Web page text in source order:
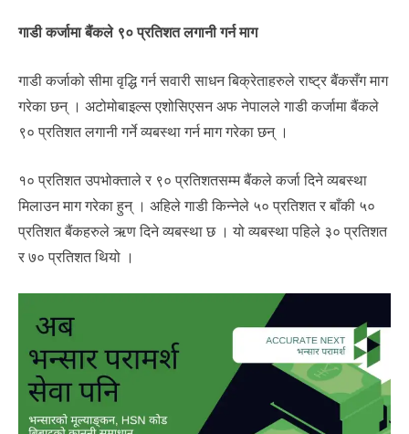
गाडी कर्जामा बैंकले ९० प्रतिशत लगानी गर्न माग
गाडी कर्जाको सीमा वृद्धि गर्न सवारी साधन बिक्रेताहरुले राष्ट्र बैंकसँग माग
गरेका छन् । अटोमोबाइल्स एशोसिएसन अफ नेपालले गाडी कर्जामा बैंकले
९० प्रतिशत लगानी गर्ने व्यबस्था गर्न माग गरेका छन् ।
१० प्रतिशत उपभोक्ताले र ९० प्रतिशतसम्म बैंकले कर्जा दिने व्यबस्था
मिलाउन माग गरेका हुन् । अहिले गाडी किन्नेले ५० प्रतिशत र बाँकी ५०
प्रतिशत बैंकहरुले ऋण दिने व्यबस्था छ । यो व्यबस्था पहिले ३० प्रतिशत
र ७० प्रतिशत थियो ।